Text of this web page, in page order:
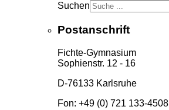
Suchen
Postanschrift
Fichte-Gymnasium
Sophienstr. 12 - 16
D-76133 Karlsruhe
Fon: +49 (0) 721 133-4508